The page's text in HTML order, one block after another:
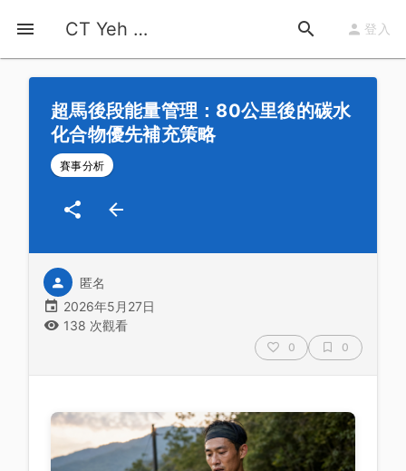
CT Yeh 公路車基地 登入
首頁 運動知識
超馬後段能量管理：80公里後的碳水
化合物優先補充策略
賽事分析
匿名
2026年5月27日
138 次觀看
0 0